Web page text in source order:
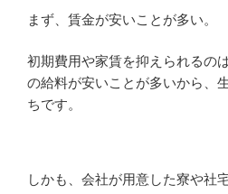
まず、賃金が安いことが多い。
初期費用や家賃を抑えられるの
の給料が安いことが多いから、
ちです。
しかも、会社が用意した寮や社